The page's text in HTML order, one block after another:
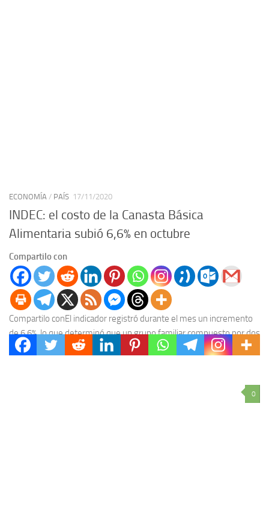
ECONOMÍA / PAÍS 17/11/2020
INDEC: el costo de la Canasta Básica
Alimentaria subió 6,6% en octubre
Compartilo con
Compartilo conEl indicador registró durante el mes un incremento
de 6,6%, lo que determinó que un grupo familiar compuesto por dos
adultos y dos menores...
0